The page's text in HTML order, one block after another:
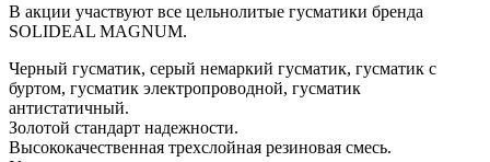
В акции участвуют все цельнолитые гусматики бренда
SOLIDEAL MAGNUM.
Черный гусматик, серый немаркий гусматик, гусматик с
буртом, гусматик электропроводной, гусматик
антистатичный.
Золотой стандарт надежности.
Высококачественная трехслойная резиновая смесь.